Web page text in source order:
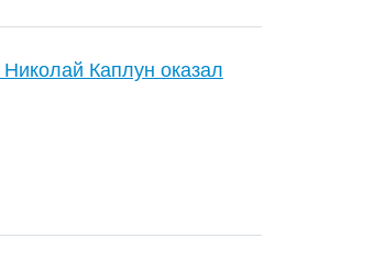
Каплун оказал